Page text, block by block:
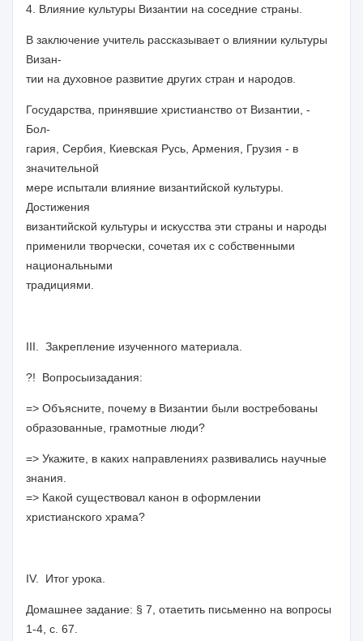
4. Влияние культуры Византии на соседние страны.
В заключение учитель рассказывает о влиянии культуры
Визан-
тии на духовное развитие других стран и народов.
Государства, принявшие христианство от Византии, -
Бол-
гария, Сербия, Киевская Русь, Армения, Грузия - в
значительной
мере испытали влияние византийской культуры.
Достижения
византийской культуры и искусства эти страны и народы
применили творчески, сочетая их с собственными
национальными
традициями.
III. Закрепление изученного материала.
?! Вопросыизадания:
=> Объясните, почему в Византии были востребованы
образованные, грамотные люди?
=> Укажите, в каких направлениях развивались научные
знания.
=> Какой существовал канон в оформлении
христианского храма?
IV. Итог урока.
Домашнее задание: § 7, отаетить письменно на вопросы
1-4, с. 67.